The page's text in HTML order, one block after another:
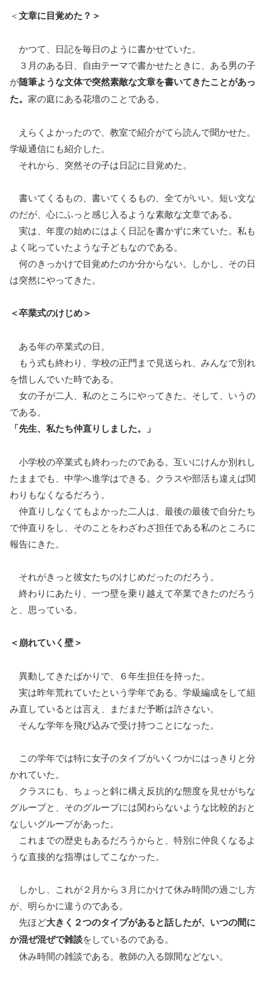
＜文章に目覚めた？＞
かつて、日記を毎日のように書かせていた。
３月のある日、自由テーマで書かせたときに、ある男の子
が随筆ような文体で突然素敵な文章を書いてきたことがあっ
た。 家の庭にある花壇のことである。
えらくよかったので、教室で紹介がてら読んで聞かせた。
学級通信にも紹介した。
それから、突然その子は日記に目覚めた。
書いてくるもの、書いてくるもの、全てがいい。短い文な
のだが、心にふっと感じ入るような素敵な文章である。
実は、年度の始めにはよく日記を書かずに来ていた。私も
よく叱っていたような子どもなのである。
何のきっかけで目覚めたのか分からない。しかし、その日
は突然にやってきた。
＜卒業式のけじめ＞
ある年の卒業式の日。
もう式も終わり、学校の正門まで見送られ、みんなで別れ
を惜しんでいた時である。
女の子が二人、私のところにやってきた。そして、いうの
である。
「先生、私たち仲直りしました。」
小学校の卒業式も終わったのである。互いにけんか別れし
たままでも、中学へ進学はできる。クラスや部活も違えば関
わりもなくなるだろう。
仲直りしなくてもよかった二人は、最後の最後で自分たち
で仲直りをし、そのことをわざわざ担任である私のところに
報告にきた。
それがきっと彼女たちのけじめだったのだろう。
終わりにあたり、一つ壁を乗り越えて卒業できたのだろう
と、思っている。
＜崩れていく壁＞
異動してきたばかりで、６年生担任を持った。
実は昨年荒れていたという学年である。学級編成をして組
み直しているとは言え、まだまだ予断は許さない。
そんな学年を飛び込みで受け持つことになった。
この学年では特に女子のタイプがいくつかにはっきりと分
かれていた。
クラスにも、ちょっと斜に構え反抗的な態度を見せがちな
グループと、そのグループには関わらないような比較的おと
なしいグループがあった。
これまでの歴史もあるだろうからと、特別に仲良くなるよ
うな直接的な指導はしてこなかった。
しかし、これが２月から３月にかけて休み時間の過ごし方
が、明らかに違うのである。
先ほど大きく２つのタイプがあると話したが、いつの間に
か混ぜ混ぜで雑談をしているのである。
休み時間の雑談である。教師の入る隙間などない。